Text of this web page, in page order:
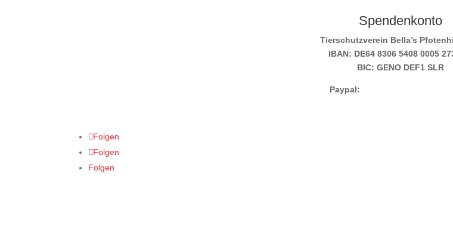
Spendenkonto
Tierschutzverein Bella’s
IBAN: DE64 8306 5408 0005
BIC: GENO DEF1 SLR
Paypal:
Folgen
Folgen
Folgen